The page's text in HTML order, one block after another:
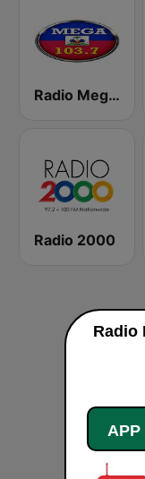
Radio Mega Haiti 103.7 FM
Radio 2000
APP